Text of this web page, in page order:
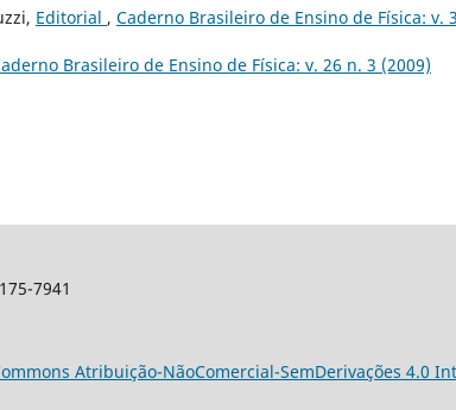
Editorial , Caderno Brasileiro de Ensino de Física: v.
Brasileiro de Ensino de Física: v. 26 n. 3 (2009)
7941
Atribuição-NãoComercial-SemDerivações 4.0